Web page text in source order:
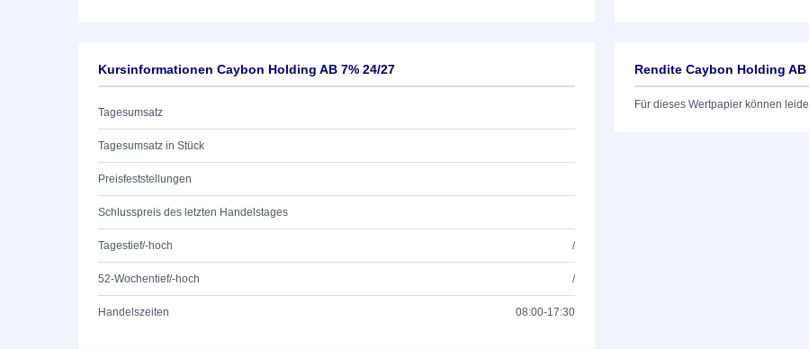
Kursinformationen Caybon Holding AB 7% 24/27
Tagesumsatz
Tagesumsatz in Stück
Preisfeststellungen
Schlusspreis des letzten Handelstages
Tagestief/-hoch /
52-Wochentief/-hoch /
Handelszeiten 08:00-17:30
Rendite Caybon Holding AB
Für dieses Wertpapier können